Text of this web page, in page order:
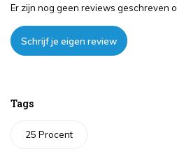
Er zijn nog geen reviews geschreven
Schrijf je eigen review
Tags
25 Procent